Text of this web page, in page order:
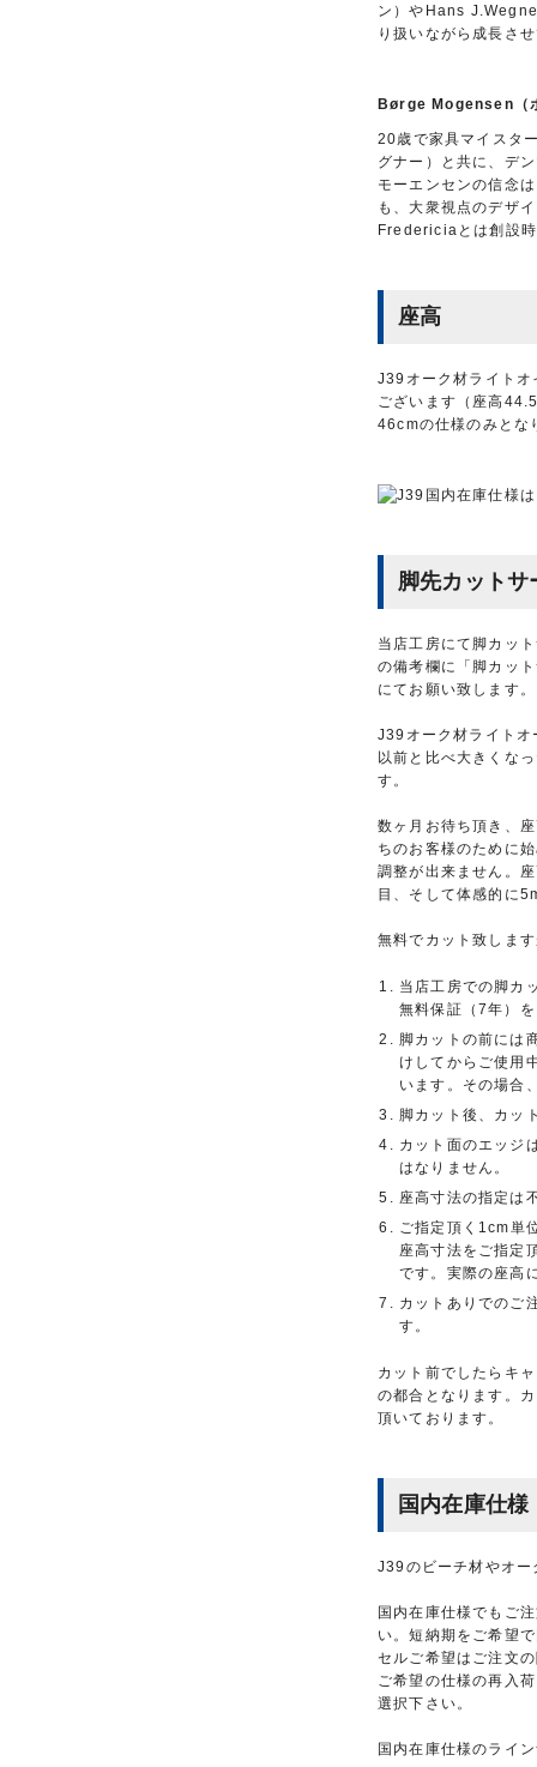
ン）やHans
り扱いながら成長さ
Børge Mogensen（
20歳で家具マイスタ
グナー）と共に、デ
モーエンセンの信念
も、大衆視点のデザ
Fredericiaとは創設時
座高
J39オーク材ライト
ございます（座高
46cmの仕様のみとな
脚先カットサ
当店工房にて脚カッ
の備考欄に「脚カッ
にてお願い致します
J39オーク材ライトオ
以前と比べ大きくな
す。
数ヶ月お待ち頂き、
ちのお客様のために
調整が出来ません。
目、そして体感的に
無料でカット致しま
当店工房での脚カ
無料保証（7年）
脚カットの前には
けしてからご使用
います。その場合
脚カット後、カッ
カット面のエッジ
はなりません。
座高寸法の指定は
ご指定頂く1cm単
座高寸法をご指定
です。実際の座高
カットありでのご
す。
カット前でしたらキ
の都合となります。
頂いております。
国内在庫仕様
J39のビーチ材やオー
国内在庫仕様でもご
い。短納期をご希望
セルご希望はご注文
ご希望の仕様の再入
選択下さい。
国内在庫仕様のライ